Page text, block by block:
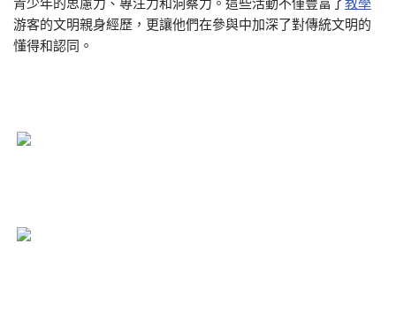
青少年的思慮力、專注力和洞察力。這些活動不僅豐富了 教學
游客的文明親身經歷，更讓他們在參與中加深了對傳統文明的
懂得和認同。